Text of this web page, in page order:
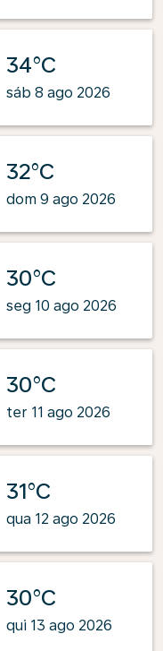
34°C
sáb 8 ago 2026
32°C
dom 9 ago 2026
30°C
seg 10 ago 2026
30°C
ter 11 ago 2026
31°C
qua 12 ago 2026
30°C
qui 13 ago 2026